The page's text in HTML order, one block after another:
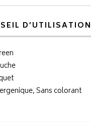
D’UTILISATION
Sans colorant